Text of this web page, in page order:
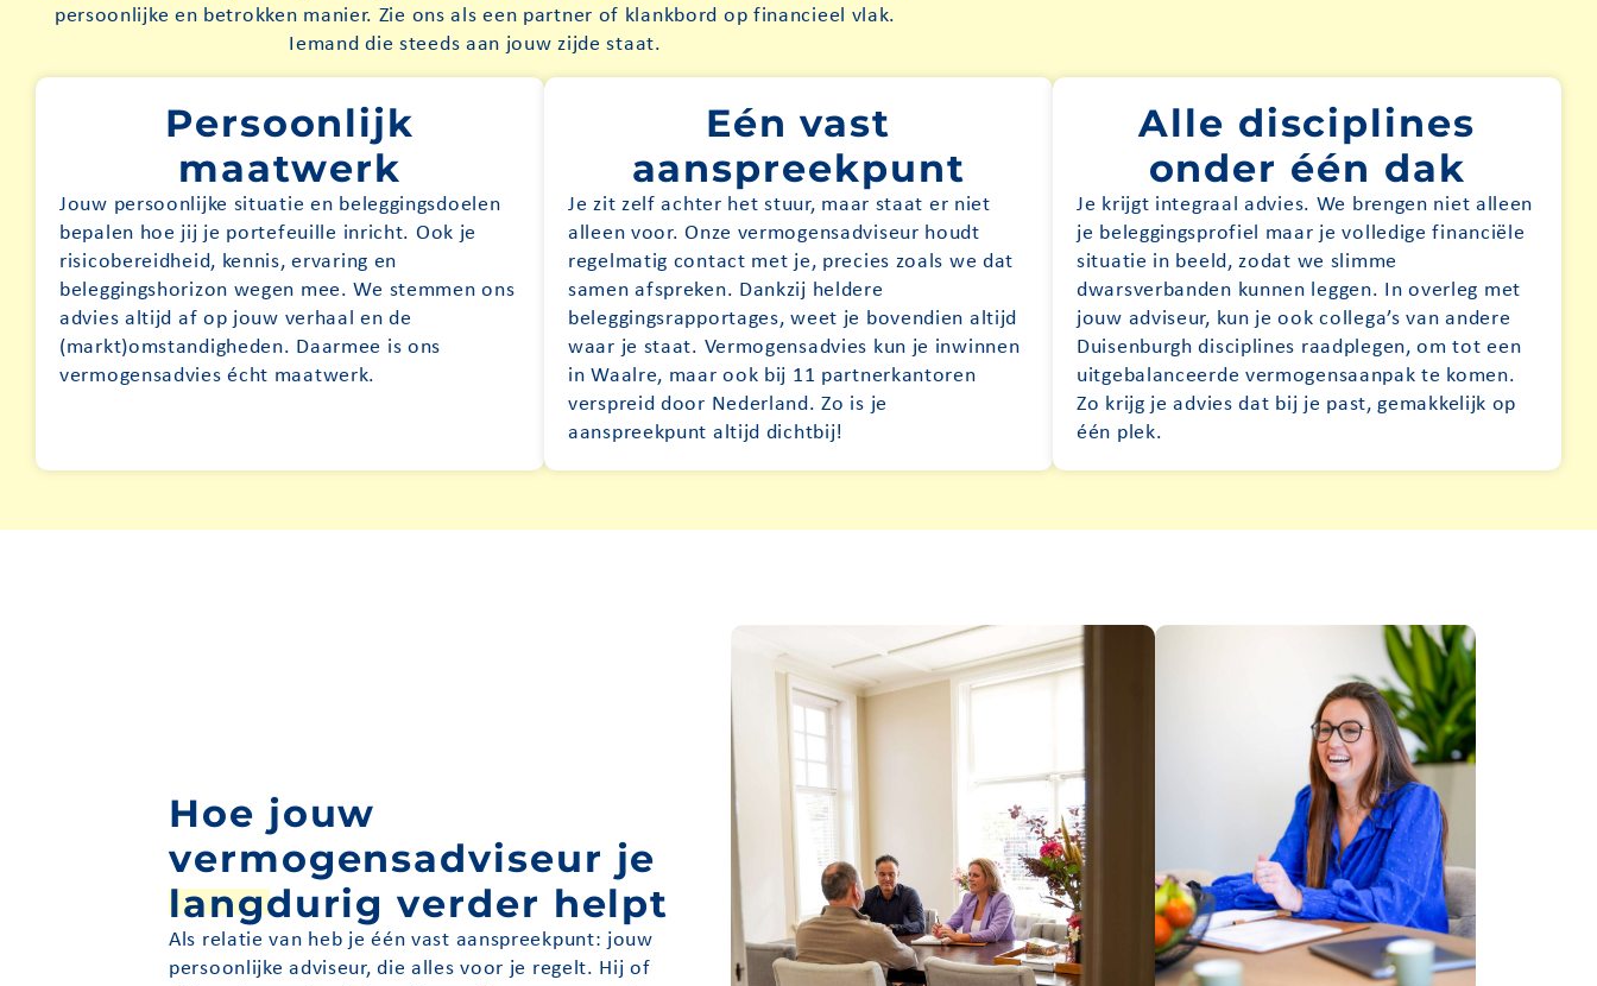
persoonlijke en betrokken manier. Zie ons als een partner of klankbord op financieel vlak.
Iemand die steeds aan jouw zijde staat.
Persoonlijk
maatwerk
Jouw persoonlijke situatie en beleggingsdoelen
bepalen hoe jij je portefeuille inricht. Ook je
risicobereidheid, kennis, ervaring en
beleggingshorizon wegen mee. We stemmen ons
advies altijd af op jouw verhaal en de
(markt)omstandigheden. Daarmee is ons
vermogensadvies écht maatwerk.
Eén vast
aanspreekpunt
Je zit zelf achter het stuur, maar staat er niet
alleen voor. Onze vermogensadviseur houdt
regelmatig contact met je, precies zoals we dat
samen afspreken. Dankzij heldere
beleggingsrapportages, weet je bovendien altijd
waar je staat. Vermogensadvies kun je inwinnen
in Waalre, maar ook bij 11 partnerkantoren
verspreid door Nederland. Zo is je
aanspreekpunt altijd dichtbij!
Alle disciplines
onder één dak
Je krijgt integraal advies. We brengen niet alleen
je beleggingsprofiel maar je volledige financiële
situatie in beeld, zodat we slimme
dwarsverbanden kunnen leggen. In overleg met
jouw adviseur, kun je ook collega’s van andere
Duisenburgh disciplines raadplegen, om tot een
uitgebalanceerde vermogensaanpak te komen.
Zo krijg je advies dat bij je past, gemakkelijk op
één plek.
Hoe jouw
vermogensadviseur je
langdurig verder helpt
Als relatie van heb je één vast aanspreekpunt: jouw
persoonlijke adviseur, die alles voor je regelt. Hij of